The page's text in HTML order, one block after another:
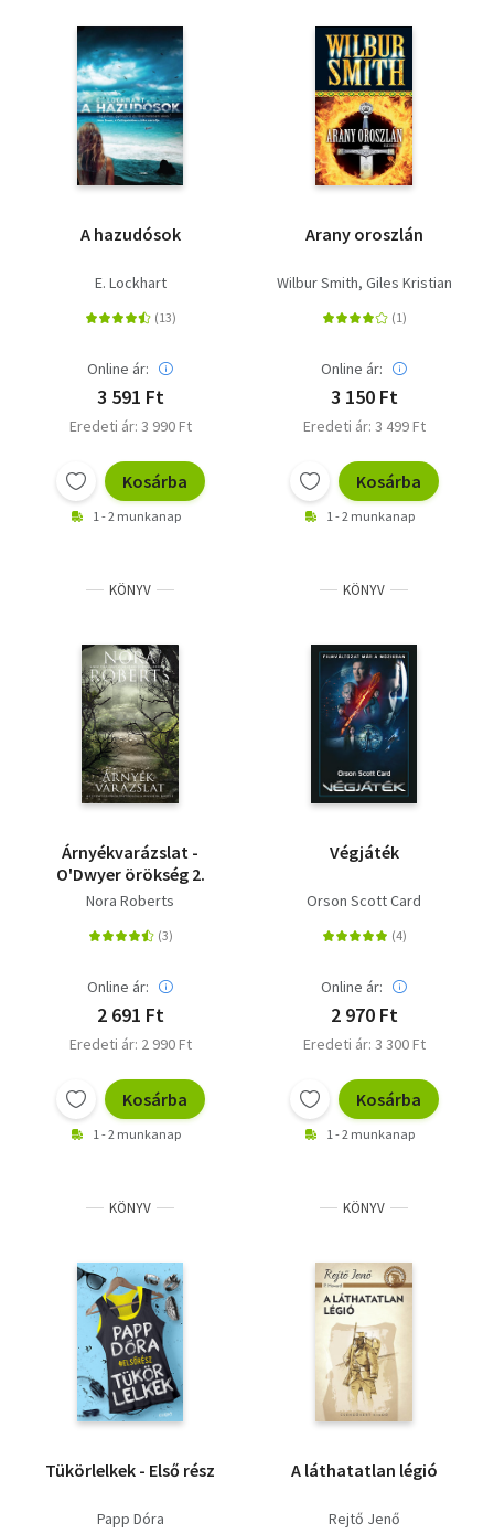
A hazudósok
E. Lockhart
Online ár:
3 591 Ft
Eredeti ár: 3 990 Ft
Kosárba
1 - 2 munkanap
Arany oroszlán
Wilbur Smith Giles Kristian
Online ár:
3 150 Ft
Eredeti ár: 3 499 Ft
Kosárba
1 - 2 munkanap
KÖNYV
Árnyékvarázslat -
O'Dwyer örökség 2.
Nora Roberts
Online ár:
2 691 Ft
Eredeti ár: 2 990 Ft
Kosárba
1 - 2 munkanap
KÖNYV
Végjáték
Orson Scott Card
Online ár:
2 970 Ft
Eredeti ár: 3 300 Ft
Kosárba
1 - 2 munkanap
KÖNYV
Tükörlelkek - Első rész
Papp Dóra
KÖNYV
A láthatatlan légió
Rejtő Jenő